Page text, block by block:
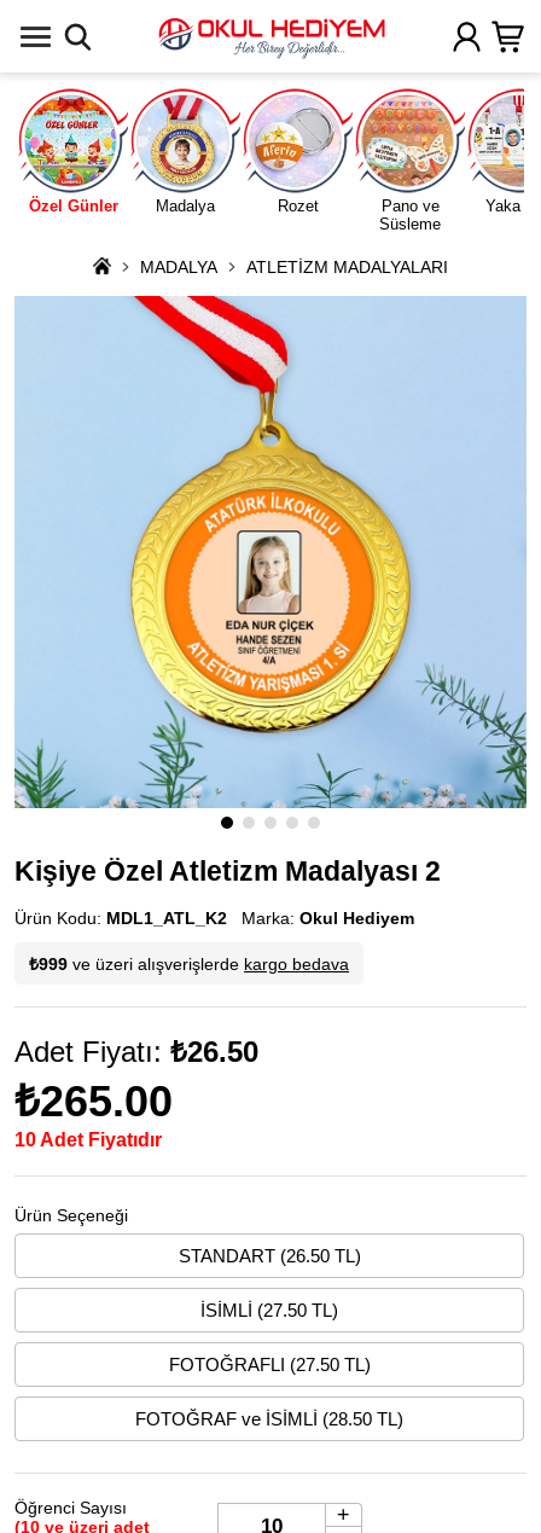
Özel Günler Madalya Rozet
Pano ve
Süsleme
Yaka
MADALYA ATLETİZM MADALYALARI
Kişiye Özel Atletizm Madalyası 2
Ürün Kodu: MDL1_ATL_K2 Marka: Okul Hediyem
₺999 ve üzeri alışverişlerde kargo bedava
Adet Fiyatı: ₺26.50
₺265.00
10 Adet Fiyatıdır
Ürün Seçeneği
STANDART (26.50 TL)
İSİMLİ (27.50 TL)
FOTOĞRAFLI (27.50 TL)
FOTOĞRAF ve İSİMLİ (28.50 TL)
Öğrenci Sayısı
(10 ve üzeri adet
+
Uygulamada Aç